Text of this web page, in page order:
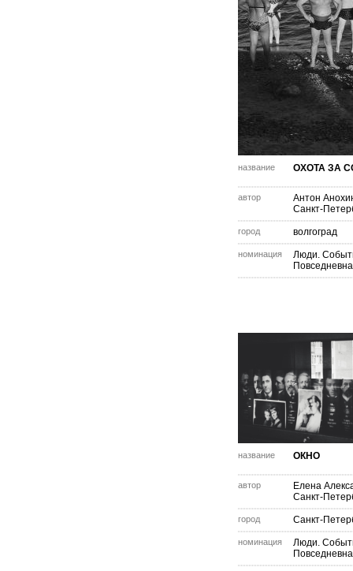
название ОХОТА ЗА
автор
Антон
Санкт-
город волгоград
номинация
Люди.
название ОКНО
автор
Елена
Санкт-
город Санкт-
номинация
Люди.